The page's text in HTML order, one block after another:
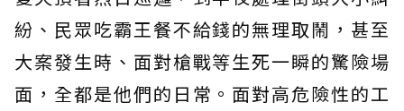
紛、民眾吃霸王餐不給錢的無理取鬧，甚至
大案發生時、面對槍戰等生死一瞬的驚險場
面，全都是他們的日常。面對高危險性的工